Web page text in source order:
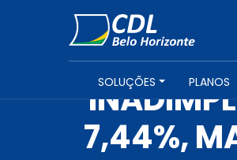
SOLUÇÕES PLANOS
7,44%,